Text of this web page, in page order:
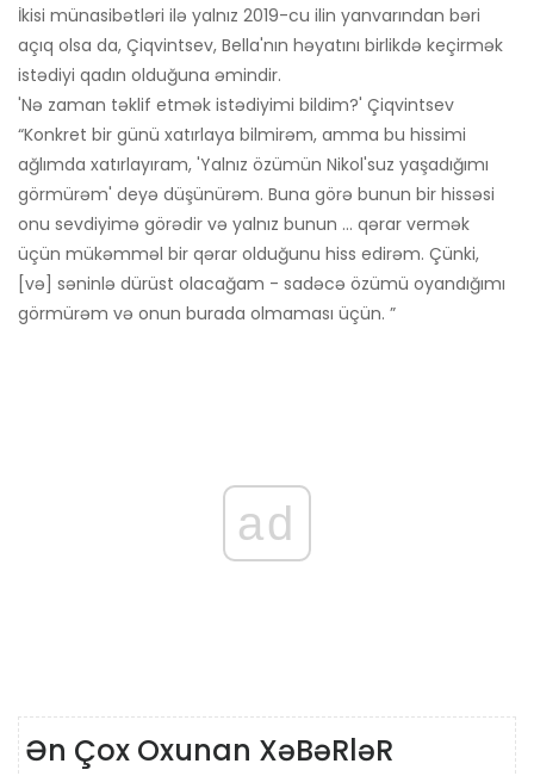
İkisi münasibətləri ilə yalnız 2019-cu ilin yanvarından bəri
açıq olsa da, Çiqvintsev, Bella'nın həyatını birlikdə keçirmək
istədiyi qadın olduğuna əmindir.
'Nə zaman təklif etmək istədiyimi bildim?' Çiqvintsev
“Konkret bir günü xatırlaya bilmirəm, amma bu hissimi
ağlımda xatırlayıram, 'Yalnız özümün Nikol'suz yaşadığımı
görmürəm' deyə düşünürəm. Buna görə bunun bir hissəsi
onu sevdiyimə görədir və yalnız bunun ... qərar vermək
üçün mükəmməl bir qərar olduğunu hiss edirəm. Çünki,
[və] səninlə dürüst olacağam - sadəcə özümü oyandığımı
görmürəm və onun burada olmaması üçün. ”
ad
Ən Çox Oxunan XəBəRləR